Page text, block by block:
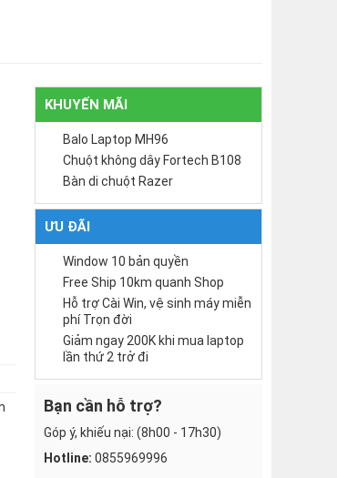
KHUYẾN MÃI
Balo Laptop MH96
Chuột không dây Fortech B108
Bàn di chuột Razer
ƯU ĐÃI
Window 10 bản quyền
Free Ship 10km quanh Shop
Hỗ trợ Cài Win, vệ sinh máy miễn
phí Trọn đời
Giảm ngay 200K khi mua laptop
lần thứ 2 trở đi
Bạn cần hỗ trợ?
Góp ý, khiếu nại: (8h00 - 17h30)
Hotline: 0855969996